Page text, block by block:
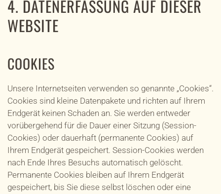
4. DATENERFASSUNG AUF DIESER
WEBSITE
COOKIES
Unsere Internetseiten verwenden so genannte „Cookies“.
Cookies sind kleine Datenpakete und richten auf Ihrem
Endgerät keinen Schaden an. Sie werden entweder
vorübergehend für die Dauer einer Sitzung (Session-
Cookies) oder dauerhaft (permanente Cookies) auf
Ihrem Endgerät gespeichert. Session-Cookies werden
nach Ende Ihres Besuchs automatisch gelöscht.
Permanente Cookies bleiben auf Ihrem Endgerät
gespeichert, bis Sie diese selbst löschen oder eine